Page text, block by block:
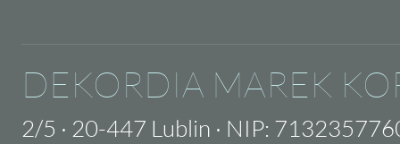
DEKORDIA MAREK
2/5 · 20-447 Lublin · NIP: